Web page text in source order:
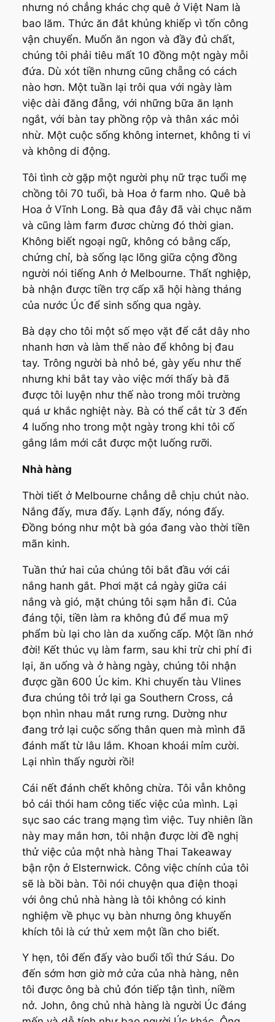
nhưng nó chẳng khác chợ quê ở Việt Nam là
bao lăm. Thức ăn đắt khủng khiếp vì tốn công
vận chuyển. Muốn ăn ngon và đầy đủ chất,
chúng tôi phải tiêu mất 10 đồng một ngày mỗi
đứa. Dù xót tiền nhưng cũng chẵng có cách
nào hơn. Một tuần lại trôi qua với ngày làm
việc dài đăng đẵng, với những bữa ăn lạnh
ngắt, với bàn tay phồng rộp và thân xác mỏi
nhừ. Một cuộc sống không internet, không ti vi
và không di động.
Tôi tình cờ gặp một người phụ nữ trạc tuổi mẹ
chồng tôi 70 tuổi, bà Hoa ở farm nho. Quê bà
Hoa ở Vĩnh Long. Bà qua đây đã vài chục năm
và cũng làm farm đươc chừng đó thời gian.
Không biết ngoại ngữ, không có bằng cấp,
chứng chỉ, bà sống lạc lõng giữa cộng đồng
người nói tiếng Anh ở Melbourne. Thất nghiệp,
bà nhận được tiền trợ cấp xã hội hàng tháng
của nước Úc để sinh sống qua ngày.
Bà dạy cho tôi một số mẹo vặt để cắt dây nho
nhanh hơn và làm thế nào để không bị đau
tay. Trông người bà nhỏ bé, gày yếu như thế
nhưng khi bắt tay vào việc mới thấy bà đã
được tôi luyện như thế nào trong môi trường
quá ư khắc nghiệt này. Bà có thể cắt từ 3 đến
4 luống nho trong một ngày trong khi tôi cố
gắng lắm mới cắt được một luống rưỡi.
Nhà hàng
Thời tiết ở Melbourne chẳng dễ chịu chút nào.
Nắng đấy, mưa đấy. Lạnh đấy, nóng đấy.
Đồng bóng như một bà góa đang vào thời tiền
mãn kinh.
Tuần thứ hai của chúng tôi bắt đầu với cái
nắng hanh gắt. Phơi mặt cả ngày giữa cái
nắng và gió, mặt chúng tôi sạm hẵn đi. Của
đáng tội, tiền làm ra không đủ để mua mỹ
phẩm bù lại cho làn da xuống cấp. Một lần nhớ
đời! Kết thúc vụ làm farm, sau khi trừ chi phí đi
lại, ăn uống và ở hàng ngày, chúng tôi nhận
được gần 600 Úc kim. Khi chuyến tàu Vlines
đưa chúng tôi trở lại ga Southern Cross, cả
bọn nhìn nhau mắt rưng rưng. Dường như
đang trở lại cuộc sống thân quen mà mình đã
đánh mất từ lâu lắm. Khoan khoái mỉm cười.
Lại nhìn thấy người rồi!
Cái nết đánh chết không chừa. Tôi vẫn không
bỏ cái thói ham công tiếc việc của mình. Lại
sục sao các trang mạng tìm việc. Tuy nhiên lần
này may mắn hơn, tôi nhận được lời đề nghị
thử việc của một nhà hàng Thai Takeaway
bận rộn ở Elsternwick. Công việc chính của tôi
sẽ là bồi bàn. Tôi nói chuyện qua điện thoại
với ông chủ nhà hàng là tôi không có kinh
nghiệm về phục vụ bàn nhưng ông khuyến
khích tôi là cứ thử xem một lần cho biết.
Y hẹn, tôi đến đấy vào buổi tối thứ Sáu. Do
đến sớm hơn giờ mở cửa của nhà hàng, nên
tôi được ông bà chủ đón tiếp tận tình, niềm
nở. John, ông chủ nhà hàng là người Úc đáng